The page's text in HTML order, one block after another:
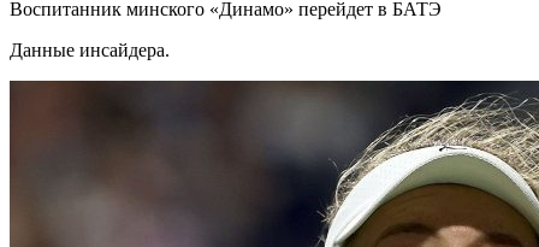
Воспитанник минского «Динамо» перейдет в БАТЭ
Данные инсайдера.